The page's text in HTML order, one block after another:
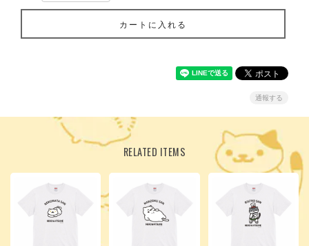
カートに入れる
通報する
RELATED ITEMS